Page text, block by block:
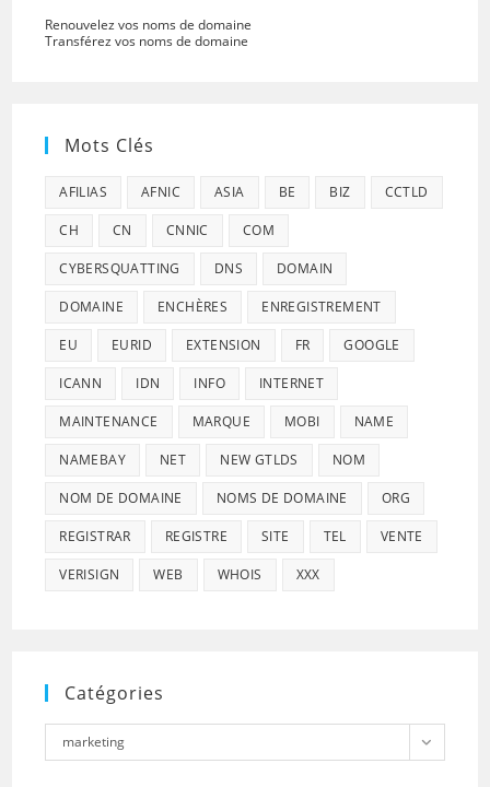
Renouvelez vos noms de domaine
Transférez vos noms de domaine
Mots Clés
AFILIAS AFNIC ASIA BE BIZ CCTLD
CH CN CNNIC COM
CYBERSQUATTING DNS DOMAIN
DOMAINE ENCHÈRES ENREGISTREMENT
EU EURID EXTENSION FR GOOGLE
ICANN IDN INFO INTERNET
MAINTENANCE MARQUE MOBI NAME
NAMEBAY NET NEW GTLDS NOM
NOM DE DOMAINE NOMS DE DOMAINE ORG
REGISTRAR REGISTRE SITE TEL VENTE
VERISIGN WEB WHOIS XXX
Catégories
Catégories
marketing